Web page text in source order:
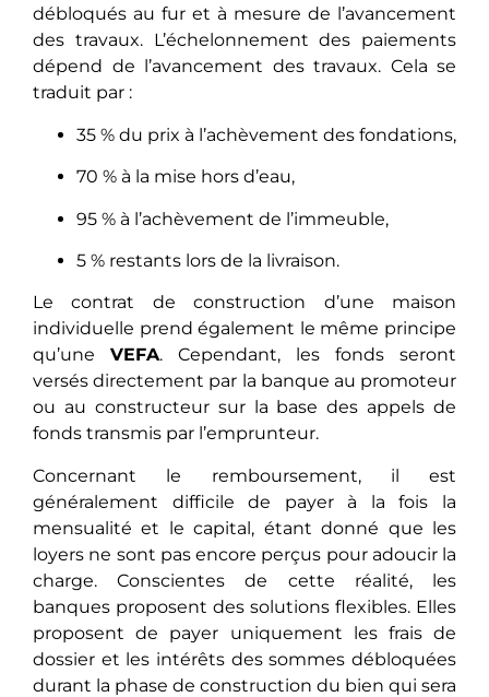
débloqués au fur et à mesure de l’avancement
des travaux. L’échelonnement des paiements
dépend de l’avancement des travaux. Cela se
traduit par :
35 % du prix à l’achèvement des fondations,
70 % à la mise hors d’eau,
95 % à l’achèvement de l’immeuble,
5 % restants lors de la livraison.
Le contrat de construction d’une maison
individuelle prend également le même principe
qu’une VEFA. Cependant, les fonds seront
versés directement par la banque au promoteur
ou au constructeur sur la base des appels de
fonds transmis par l’emprunteur.
Concеrnant le remboursement, il est
généralement difficile de payer à la fois la
mensualité et le capital, étant donné que les
loyers ne sont pas encore perçus pour adoucir la
charge. Conscientes de cette réalité, les
banques proposent des solutions flexibles. Elles
proposent de payer uniquement les frais de
dossier et les intérêts des sommes débloquées
durant la phase de construction du bien qui sera